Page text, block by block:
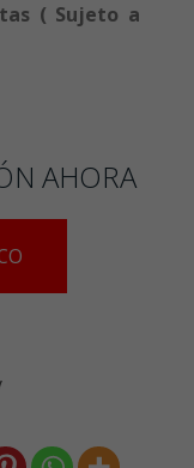
( Sujeto a
AHORA